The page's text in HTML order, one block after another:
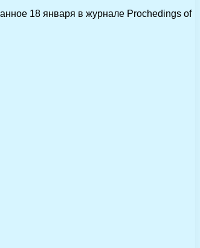
18 января в журнале Prochedings of